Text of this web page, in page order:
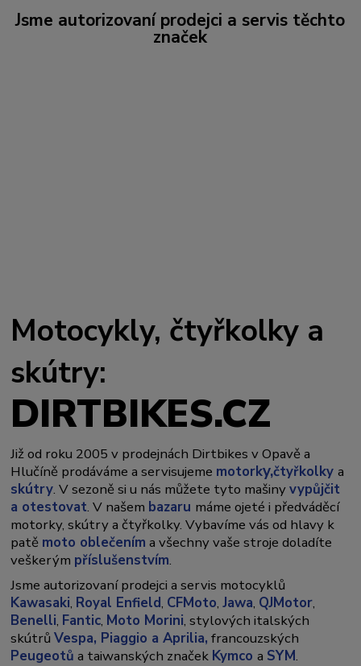
Jsme autorizovaní prodejci a servis těchto
značek
Motocykly, čtyřkolky a
skútry:
DIRTBIKES.CZ
Již od roku 2005 v prodejnách Dirtbikes v Opavě a
Hlučíně prodáváme a servisujeme motorky,čtyřkolkya
skútry. V sezoně si u nás můžete tyto mašinyvypůjčit
a otestovat. V našem bazaru máme ojeté i předváděcí
motorky, skútry a čtyřkolky. Vybavíme vás od hlavy k
patě moto oblečením a všechny vaše stroje doladíte
veškerým příslušenstvím.
Jsme autorizovaní prodejci a servis motocyklů
Kawasaki, Royal Enfield, CFMoto,Jawa, QJMotor,
Benelli, Fantic, Moto Morini, stylových italských
skútrůVespa, Piaggio a Aprilia, francouzských
Peugeotů a taiwanských značek Kymcoa SYM.